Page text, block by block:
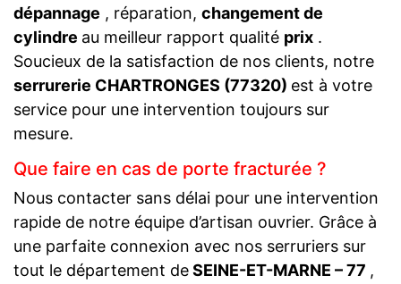
dépannage , réparation, changement de
cylindre au meilleur rapport qualité prix .
Soucieux de la satisfaction de nos clients, notre
serrurerie CHARTRONGES (77320) est à votre
service pour une intervention toujours sur
mesure.
Que faire en cas de porte fracturée ?
Nous contacter sans délai pour une intervention
rapide de notre équipe d’artisan ouvrier. Grâce à
une parfaite connexion avec nos serruriers sur
tout le département deSEINE-ET-MARNE – 77 ,